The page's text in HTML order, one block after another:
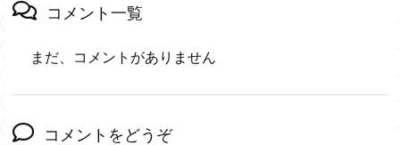
コメント一覧
まだ、コメントがありません
コメントをどうぞ